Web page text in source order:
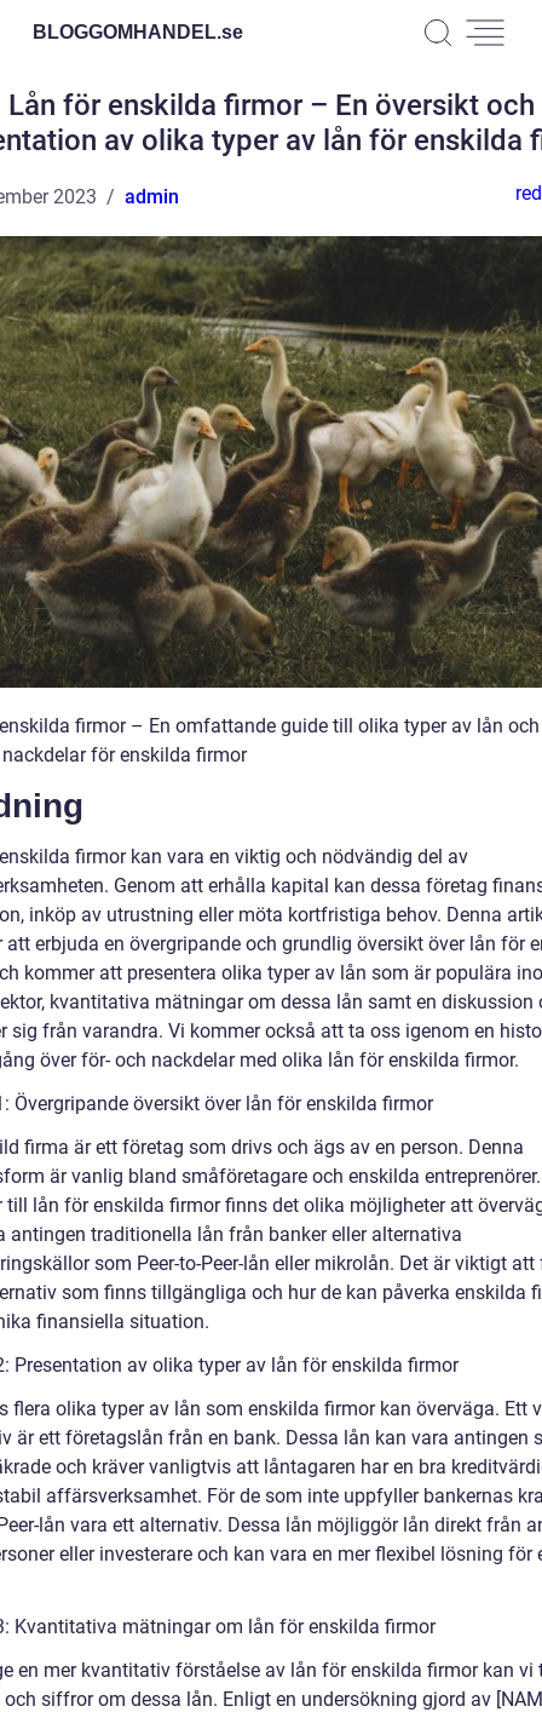
BLOGGOMHANDEL.se
Lån för enskilda firmor – En översikt och
av olika typer av lån för enskilda
2023 admin
firmor – En omfattande guide till olika typer av lån
för enskilda firmor
firmor kan vara en viktig och nödvändig del av
Genom att erhålla kapital kan dessa företag
inköp av utrustning eller möta kortfristiga behov. Denna
att erbjuda en övergripande och grundlig översikt över lån för
kommer att presentera olika typer av lån som är populära
kvantitativa mätningar om dessa lån samt en diskussion
sig från varandra. Vi kommer också att ta oss igenom en
över för- och nackdelar med olika lån för enskilda firmor.
Övergripande översikt över lån för enskilda firmor
firma är ett företag som drivs och ägs av en person. Denna
är vanlig bland småföretagare och enskilda
till lån för enskilda firmor finns det olika möjligheter att
antingen traditionella lån från banker eller alternativa
som Peer-to-Peer-lån eller mikrolån. Det är viktigt att
som finns tillgängliga och hur de kan påverka enskilda
finansiella situation.
Presentation av olika typer av lån för enskilda firmor
flera olika typer av lån som enskilda firmor kan överväga. Ett
är ett företagslån från en bank. Dessa lån kan vara antingen
och kräver vanligtvis att låntagaren har en bra
affärsverksamhet. För de som inte uppfyller bankernas
lån vara ett alternativ. Dessa lån möjliggör lån direkt från
eller investerare och kan vara en mer flexibel lösning för
Kvantitativa mätningar om lån för enskilda firmor
en mer kvantitativ förståelse av lån för enskilda firmor kan vi
siffror om dessa lån. Enligt en undersökning gjord av